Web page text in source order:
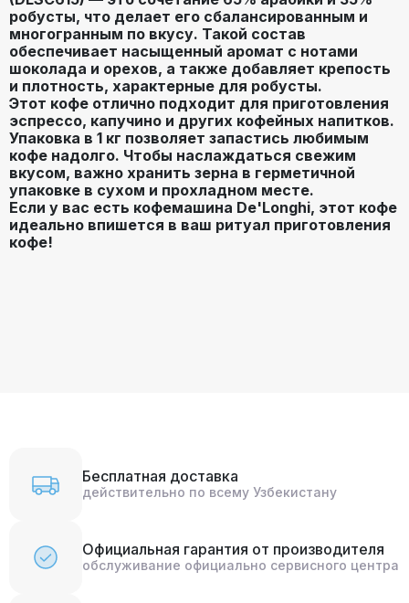
робусты, что делает его сбалансированным и
многогранным по вкусу. Такой состав
обеспечивает насыщенный аромат с нотами
шоколада и орехов, а также добавляет крепость
и плотность, характерные для робусты.
Этот кофе отлично подходит для приготовления
эспрессо, капучино и других кофейных напитков.
Упаковка в 1 кг позволяет запастись любимым
кофе надолго. Чтобы наслаждаться свежим
вкусом, важно хранить зерна в герметичной
упаковке в сухом и прохладном месте.
Если у вас есть кофемашина De'Longhi, этот кофе
идеально впишется в ваш ритуал приготовления
кофе!
Бесплатная доставка
действительно по всему Узбекистану
Официальная гарантия от производителя
обслуживание официально сервисного центра